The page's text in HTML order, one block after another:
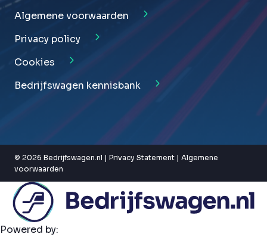
Algemene voorwaarden
Privacy policy
Cookies
Bedrijfswagen kennisbank
© 2026 Bedrijfswagen.nl | Privacy Statement | Algemene
voorwaarden
Powered by: